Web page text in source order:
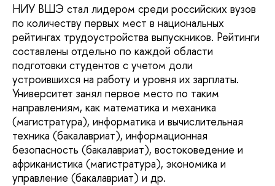
НИУ ВШЭ стал лидером среди российских вузов
по количеству первых мест в национальных
рейтингах трудоустройства выпускников. Рейтинги
составлены отдельно по каждой области
подготовки студентов с учетом доли
устроившихся на работу и уровня их зарплаты.
Университет занял первое место по таким
направлениям, как математика и механика
(магистратура), информатика и вычислительная
техника (бакалавриат), информационная
безопасность (бакалавриат), востоковедение и
африканистика (магистратура), экономика и
управление (бакалавриат) и др.